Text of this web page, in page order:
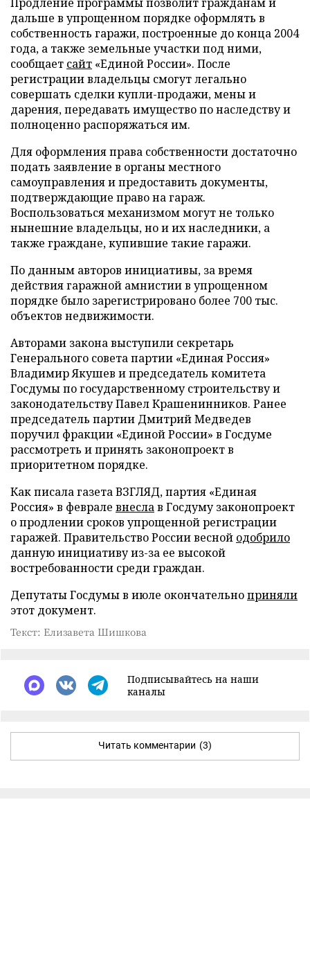
дальше в упрощенном порядке оформлять в
собственность гаражи, построенные до конца 2004
года, а также земельные участки под ними,
сообщает сайт «Единой России». После
регистрации владельцы смогут легально
совершать сделки купли-продажи, мены и
дарения, передавать имущество по наследству и
полноценно распоряжаться им.
Для оформления права собственности достаточно
подать заявление в органы местного
самоуправления и предоставить документы,
подтверждающие право на гараж.
Воспользоваться механизмом могут не только
нынешние владельцы, но и их наследники, а
также граждане, купившие такие гаражи.
По данным авторов инициативы, за время
действия гаражной амнистии в упрощенном
порядке было зарегистрировано более 700 тыс.
объектов недвижимости.
Авторами закона выступили секретарь
Генерального совета партии «Единая Россия»
Владимир Якушев и председатель комитета
Госдумы по государственному строительству и
законодательству Павел Крашенинников. Ранее
председатель партии Дмитрий Медведев
поручил фракции «Единой России» в Госдуме
рассмотреть и принять законопроект в
приоритетном порядке.
Как писала газета ВЗГЛЯД, партия «Единая
Россия» в феврале внеслав Госдуму законопроект
о продлении сроков упрощенной регистрации
гаражей. Правительство России весной одобрило
данную инициативу из-за ее высокой
востребованности среди граждан.
Депутаты Госдумы в июле окончательноприняли
этот документ.
Текст: Елизавета Шишкова
Подписывайтесь на наши
каналы
Читать комментарии (3)